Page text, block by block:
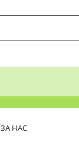
ЗА НАС